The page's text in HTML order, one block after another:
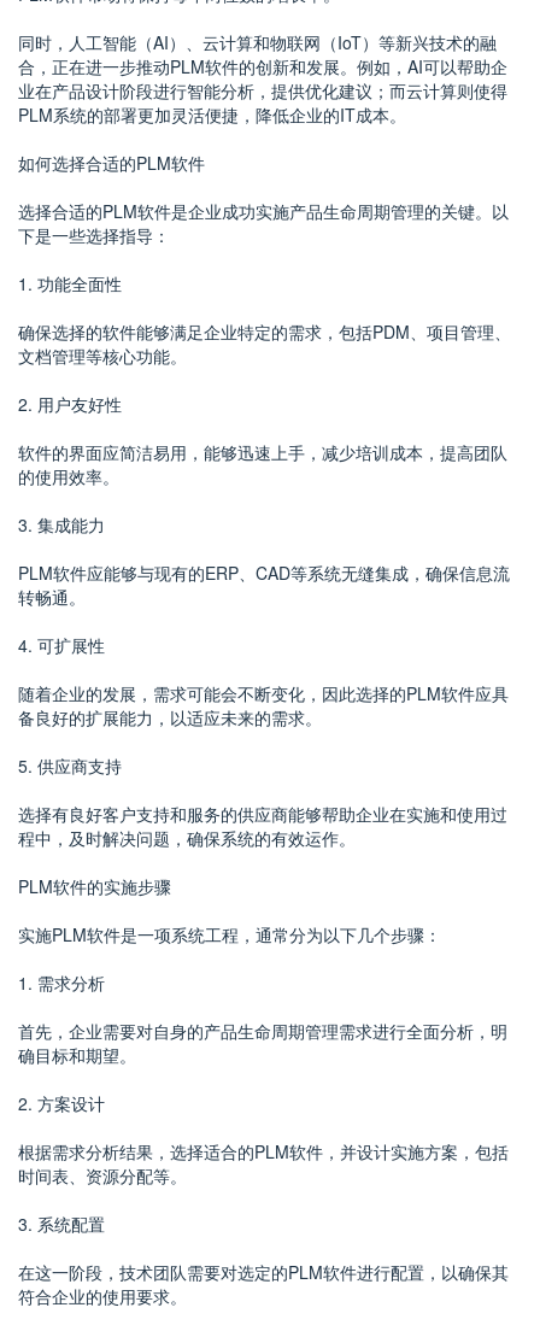
同时，人工智能（AI）、云计算和物联网（IoT）等新兴技术的融
合，正在进一步推动PLM软件的创新和发展。例如，AI可以帮助企
业在产品设计阶段进行智能分析，提供优化建议；而云计算则使得
PLM系统的部署更加灵活便捷，降低企业的IT成本。
如何选择合适的PLM软件
选择合适的PLM软件是企业成功实施产品生命周期管理的关键。以
下是一些选择指导：
1. 功能全面性
确保选择的软件能够满足企业特定的需求，包括PDM、项目管理、
文档管理等核心功能。
2. 用户友好性
软件的界面应简洁易用，能够迅速上手，减少培训成本，提高团队
的使用效率。
3. 集成能力
PLM软件应能够与现有的ERP、CAD等系统无缝集成，确保信息流
转畅通。
4. 可扩展性
随着企业的发展，需求可能会不断变化，因此选择的PLM软件应具
备良好的扩展能力，以适应未来的需求。
5. 供应商支持
选择有良好客户支持和服务的供应商能够帮助企业在实施和使用过
程中，及时解决问题，确保系统的有效运作。
PLM软件的实施步骤
实施PLM软件是一项系统工程，通常分为以下几个步骤：
1. 需求分析
首先，企业需要对自身的产品生命周期管理需求进行全面分析，明
确目标和期望。
2. 方案设计
根据需求分析结果，选择适合的PLM软件，并设计实施方案，包括
时间表、资源分配等。
3. 系统配置
在这一阶段，技术团队需要对选定的PLM软件进行配置，以确保其
符合企业的使用要求。